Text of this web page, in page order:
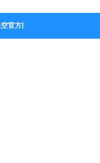
官方网站-星空体育（中国）